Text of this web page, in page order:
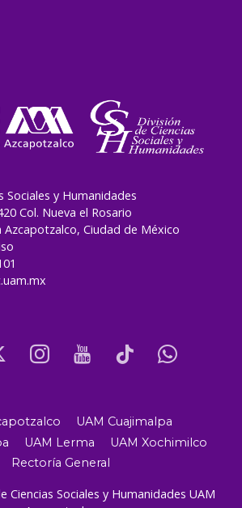
Sociales y Humanidades
Col. Nueva el Rosario
Azcapotzalco, Ciudad de México
UAM Cuajimalpa
UAM Lerma
UAM Xochimilco
Rectoría General
Ciencias Sociales y Humanidades UAM